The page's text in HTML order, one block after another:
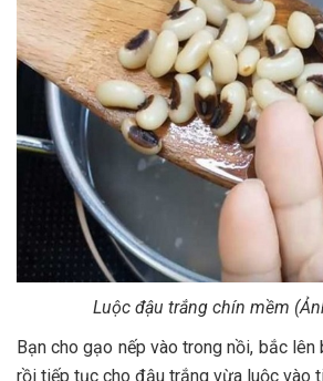
Luộc đậu trắng chín mềm
Bạn cho gạo nếp vào trong nồi, bắc lên
rồi tiếp tục cho đậu trắng vừa luộc vào